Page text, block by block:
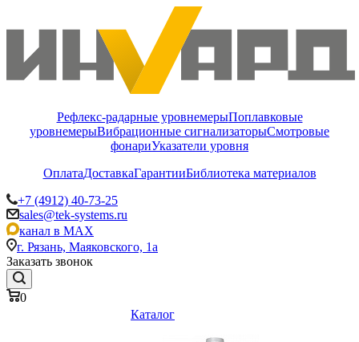
Рефлекс-радарные уровнемерыПоплавковые
уровнемерыВибрационные сигнализаторыСмотровые
фонариУказатели уровня
ОплатаДоставкаГарантииБиблиотека материалов
+7 (4912) 40-73-25
sales@tek-systems.ru
канал в MAX
г. Рязань, Маяковского, 1а
Заказать звонок
0
Каталог